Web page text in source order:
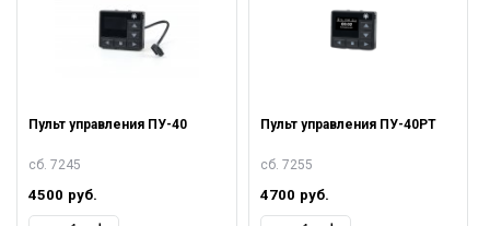
Пульт управления ПУ-40
сб. 7245
4500 руб.
Пульт управления ПУ-40РТ
сб. 7255
4700 руб.